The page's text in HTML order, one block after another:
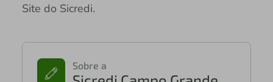
Site do Sicredi.
Sobre a